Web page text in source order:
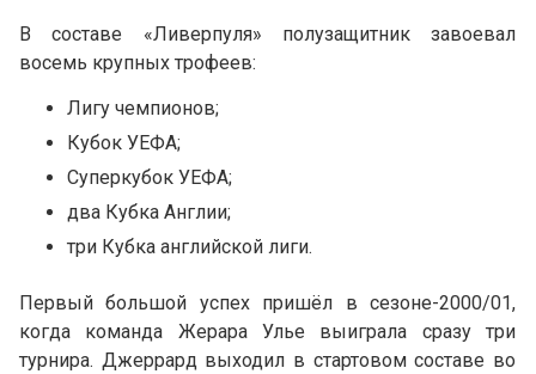
В составе «Ливерпуля» полузащитник завоевал
восемь крупных трофеев:
Лигу чемпионов;
Кубок УЕФА;
Суперкубок УЕФА;
два Кубка Англии;
три Кубка английской лиги.
Первый большой успех пришёл в сезоне-2000/01,
когда команда Жерара Улье выиграла сразу три
турнира. Джеррард выходил в стартовом составе во